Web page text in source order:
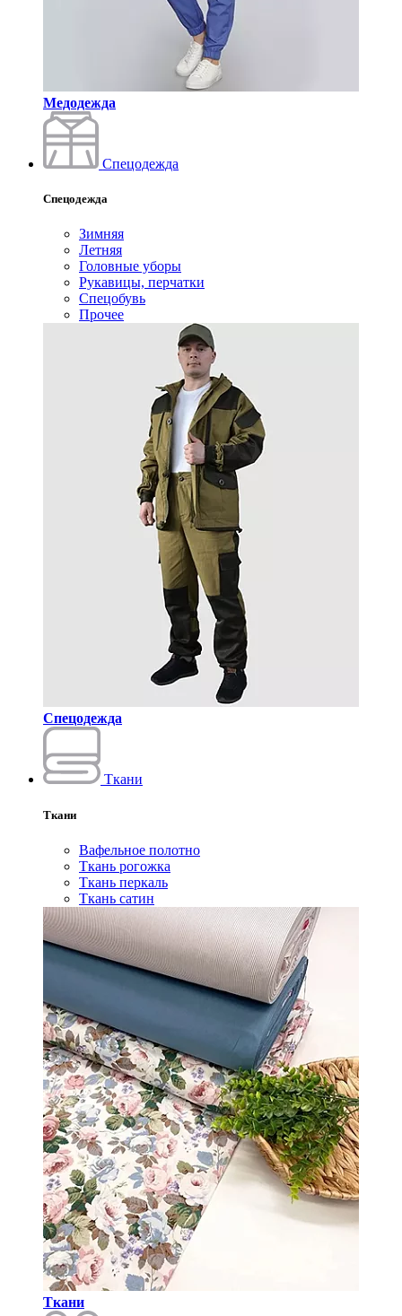
Медодежда
Спецодежда
Спецодежда
Зимняя
Летняя
Головные уборы
Рукавицы, перчатки
Спецобувь
Прочее
Спецодежда
Ткани
Ткани
Вафельное полотно
Ткань рогожка
Ткань перкаль
Ткань сатин
Ткани